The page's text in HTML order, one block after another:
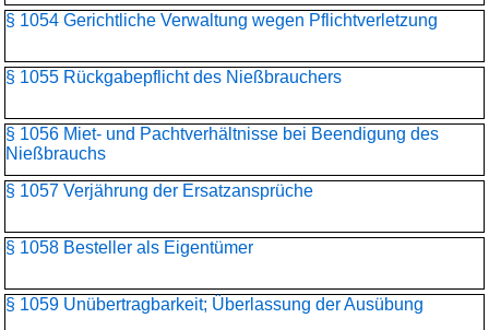
§ 1054 Gerichtliche Verwaltung wegen Pflichtverletzung
§ 1055 Rückgabepflicht des Nießbrauchers
§ 1056 Miet- und Pachtverhältnisse bei Beendigung des
Nießbrauchs
§ 1057 Verjährung der Ersatzansprüche
§ 1058 Besteller als Eigentümer
§ 1059 Unübertragbarkeit; Überlassung der Ausübung